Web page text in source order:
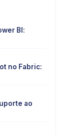
BI:
no Fabric:
ao